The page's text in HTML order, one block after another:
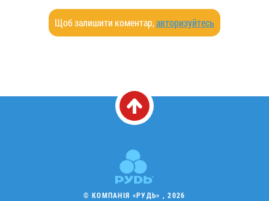
Щоб залишити коментар,авторизуйтесь
© КОМПАНІЯ «РУДЬ» , 2026